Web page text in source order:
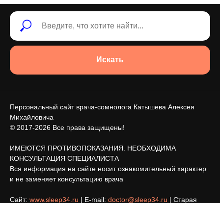
Искать
Персональный сайт врача-сомнолога Катышева Алексея
Михайловича
© 2017-2026 Все права защищены!
ИМЕЮТСЯ ПРОТИВОПОКАЗАНИЯ. НЕОБХОДИМА
КОНСУЛЬТАЦИЯ СПЕЦИАЛИСТА
Вся информация на сайте носит ознакомительный характер
и не заменяет консультацию врача
Сайт: www.sleep34.ru | E-mail: doctor@sleep34.ru | Старая